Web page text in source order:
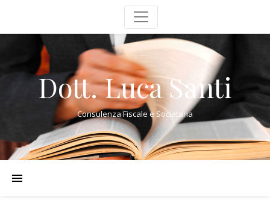
Dott. Luca Santi
Consulenza Fiscale e Societaria